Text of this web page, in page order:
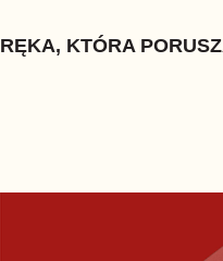
RĘKA, KTÓRA